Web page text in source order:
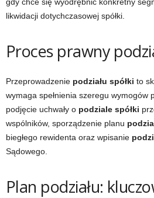
likwidacji dotychczasowej spółki.
Proces prawny
Przeprowadzenie podziału spółki to
wymaga spełnienia szeregu wymogów
podjęcie uchwały o podziale spółki
wspólników, sporządzenie planu
biegłego rewidenta oraz wpisanie
Sądowego.
Plan podziału: